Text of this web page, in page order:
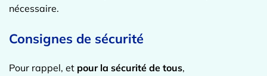
nécessaire.
Consignes de sécurité
Pour rappel, et pour la sécurité de tous,